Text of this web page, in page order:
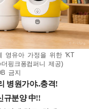
영유아 가정을 위한 'KT
핑크퐁컴퍼니 제공)
금지